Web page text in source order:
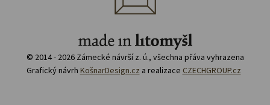
© 2014 - 2026 Zámecké návrší z. ú., všechna přáva vyhrazena
Grafický návrh KošnarDesign.cz a realizace CZECHGROUP.cz